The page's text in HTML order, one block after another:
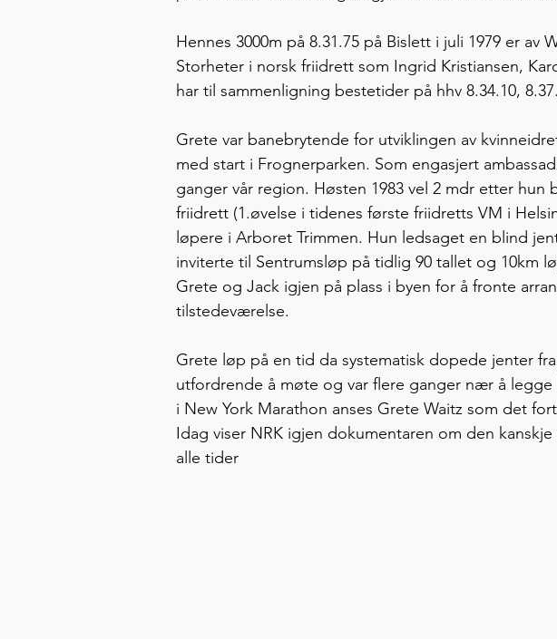
Hennes 3000m på 8.31.75 på Bislett i juli 1979 er
Storheter i norsk friidrett som Ingrid Kristiansen,
har til sammenligning bestetider på hhv 8.34.10,
Grete var banebrytende for utviklingen av
med start i Frognerparken. Som engasjert
ganger vår region. Høsten 1983 vel 2 mdr etter hun
friidrett (1.øvelse i tidenes første friidretts VM i
løpere i Arboret Trimmen. Hun ledsaget en blind
inviterte til Sentrumsløp på tidlig 90 tallet og 10km
Grete og Jack igjen på plass i byen for å fronte
tilstedeværelse.
Grete løp på en tid da systematisk dopede jenter
utfordrende å møte og var flere ganger nær å
i New York Marathon anses Grete Waitz som det
Idag viser NRK igjen dokumentaren om den
alle tider